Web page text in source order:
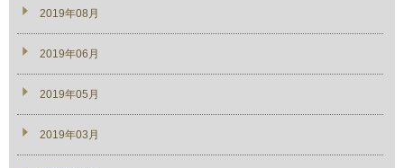
2019年08月
2019年06月
2019年05月
2019年03月